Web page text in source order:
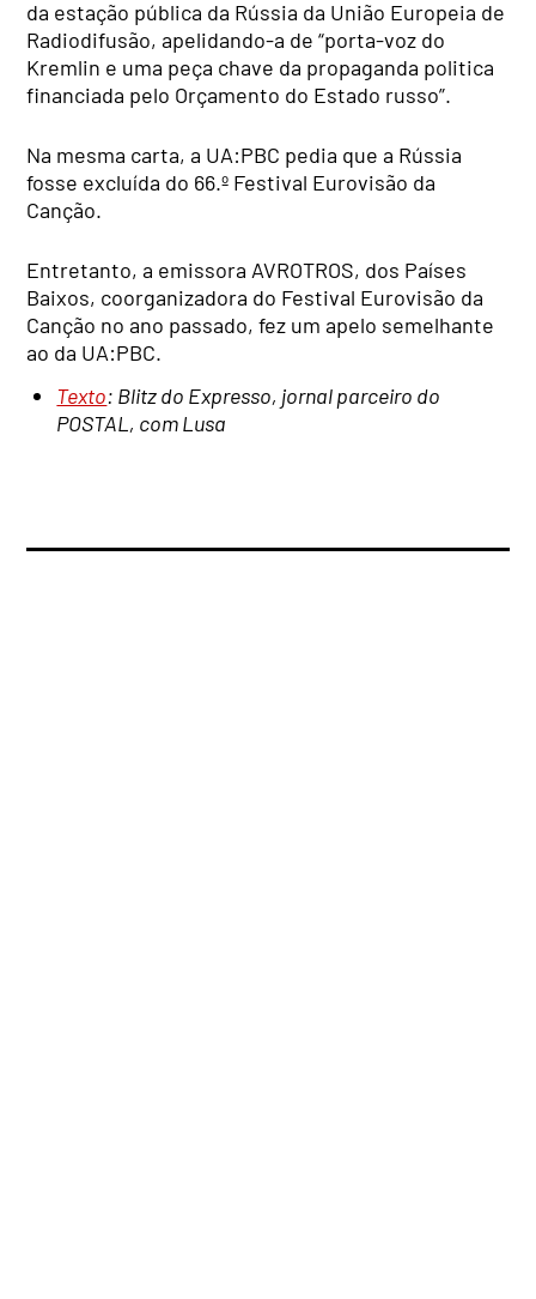
da estação pública da Rússia da União Europeia de
Radiodifusão, apelidando-a de “porta-voz do
Kremlin e uma peça chave da propaganda politica
financiada pelo Orçamento do Estado russo”.
Na mesma carta, a UA:PBC pedia que a Rússia
fosse excluída do 66.º Festival Eurovisão da
Canção.
Entretanto, a emissora AVROTROS, dos Países
Baixos, coorganizadora do Festival Eurovisão da
Canção no ano passado, fez um apelo semelhante
ao da UA:PBC.
Texto: Blitz do Expresso, jornal parceiro do
POSTAL, com Lusa